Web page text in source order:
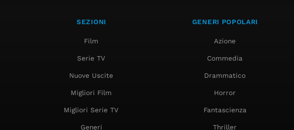
SEZIONI
Film
Serie TV
Nuove Uscite
Migliori Film
Migliori Serie TV
Generi
GENERI POPOLARI
Azione
Commedia
Drammatico
Horror
Fantascienza
Thriller